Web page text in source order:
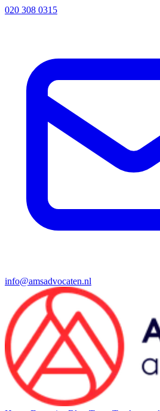
020 308 0315
info@amsadvocaten.nl